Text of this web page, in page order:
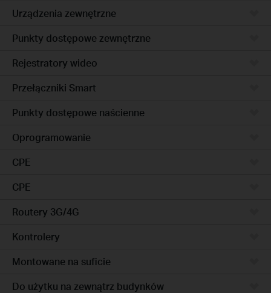
Urządzenia zewnętrzne
Punkty dostępowe zewnętrzne
Rejestratory wideo
Przełączniki Smart
Punkty dostępowe naścienne
Oprogramowanie
CPE
CPE
Routery 3G/4G
Kontrolery
Montowane na suficie
Do użytku na zewnątrz budynków